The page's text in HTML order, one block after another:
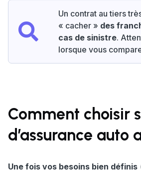
Un contrat au tiers
« cacher » des
cas de sinistre.
lorsque vous
Comment choisir
d’assurance auto
Une fois vos besoins bien définis